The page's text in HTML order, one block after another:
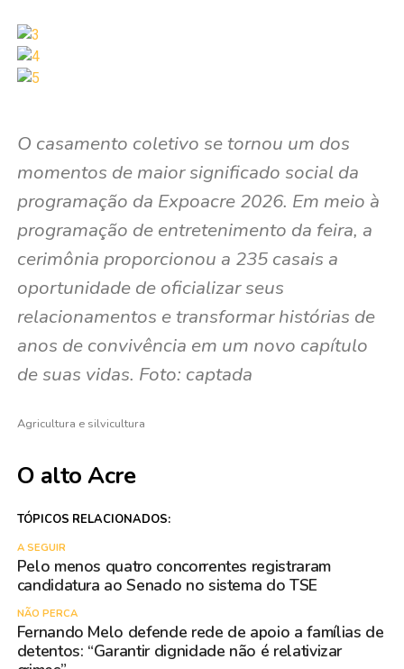
O casamento coletivo se tornou um dos
momentos de maior significado social da
programação da Expoacre 2026. Em meio à
programação de entretenimento da feira, a
cerimônia proporcionou a 235 casais a
oportunidade de oficializar seus
relacionamentos e transformar histórias de
anos de convivência em um novo capítulo
de suas vidas. Foto: captada
Agricultura e silvicultura
O alto Acre
TÓPICOS RELACIONADOS:
A SEGUIR
Pelo menos quatro concorrentes registraram
candidatura ao Senado no sistema do TSE
NÃO PERCA
Fernando Melo defende rede de apoio a famílias de
detentos: “Garantir dignidade não é relativizar